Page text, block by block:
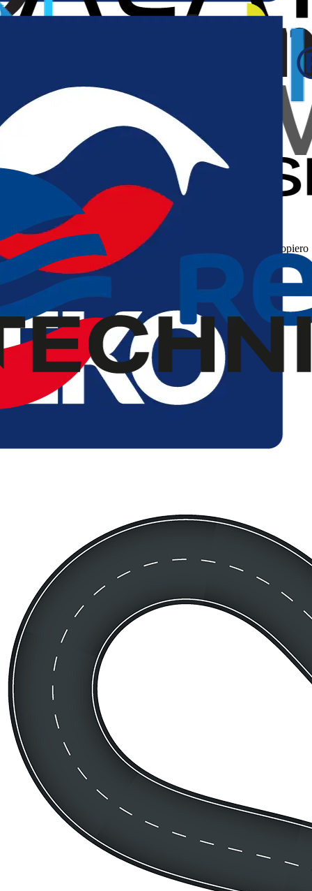
Określ swoje potrzeby
Możemy wspólnie zrealizować konkretny projekt lub stać się
architektami, którzy pomogą Ci ukształtować i urzeczywistnić dopiero
powstającą wizję. Wybierz opcję, która najlepiej odpowiada na Twoje
potrzeby.